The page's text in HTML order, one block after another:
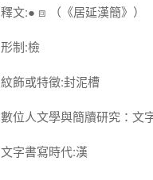
釋文:● ⧈ （《居延漢簡》）
形制:檢
紋飾或特徵:封泥槽
數位人文學與簡牘研究：文
文字書寫時代:漢